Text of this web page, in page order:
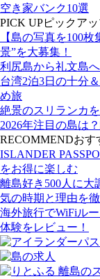
空き家バンク10選
PICK UPピックア
【島の写真を100
景”を大募集！
利尻島から礼文島
台湾2泊3日の十分
め旅
絶景のスリランカ
2026年注目の島は
RECOMMENDおす
ISLANDER
をお得に楽しむ
離島好き500人に大
気の時期と理由を
海外旅行でWiFiル
体験をレビュー！